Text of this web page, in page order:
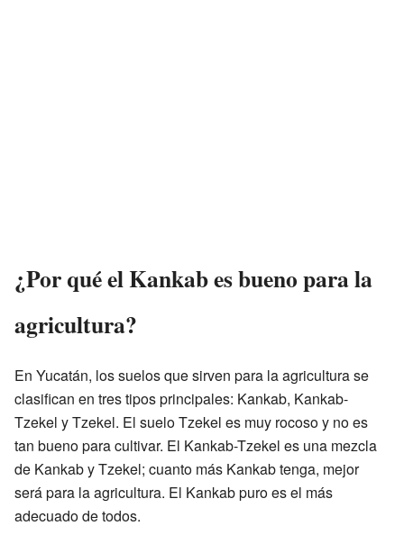
¿Por qué el Kankab es bueno para la
agricultura?
En Yucatán, los suelos que sirven para la agricultura se
clasifican en tres tipos principales: Kankab, Kankab-
Tzekel y Tzekel. El suelo Tzekel es muy rocoso y no es
tan bueno para cultivar. El Kankab-Tzekel es una mezcla
de Kankab y Tzekel; cuanto más Kankab tenga, mejor
será para la agricultura. El Kankab puro es el más
adecuado de todos.